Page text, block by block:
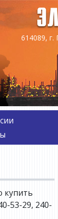
614089, г.
купить
53-29, 240-